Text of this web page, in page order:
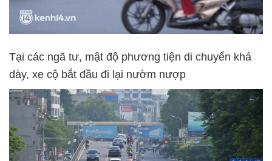
Tại các ngã tư, mật độ phương tiện di chuyển khá
dày, xe cộ bắt đầu đi lại nườm nượp